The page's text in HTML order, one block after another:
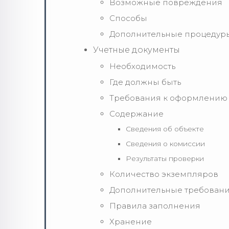
Возможные повреждения
Способы
Дополнительные
Учетные документы
Необходимость
Где должны быть
Требования к оформлению
Содержание
Сведения об объекте
Сведения о комиссии
Результаты проверки
Количество экземпляров
Дополнительные
Правила заполнения
Хранение